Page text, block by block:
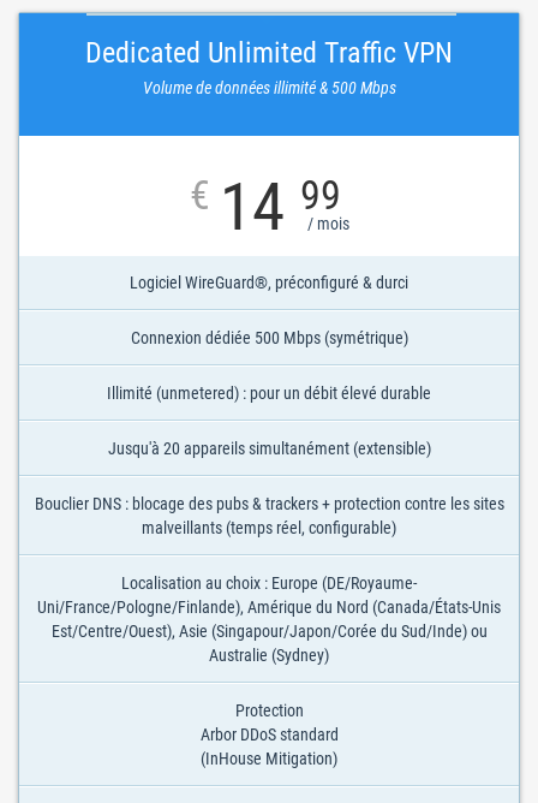
Dedicated Unlimited Traffic VPN
Volume de données illimité & 500 Mbps
€ 14 99
/ mois
Logiciel WireGuard®, préconfiguré & durci
Connexion dédiée 500 Mbps (symétrique)
Illimité (unmetered) : pour un débit élevé durable
Jusqu'à 20 appareils simultanément (extensible)
Bouclier DNS : blocage des pubs & trackers + protection contre les sites
malveillants (temps réel, configurable)
Localisation au choix : Europe (DE/Royaume-
Uni/France/Pologne/Finlande), Amérique du Nord (Canada/États-Unis
Est/Centre/Ouest), Asie (Singapour/Japon/Corée du Sud/Inde) ou
Australie (Sydney)
Protection
Arbor DDoS standard
(InHouse Mitigation)